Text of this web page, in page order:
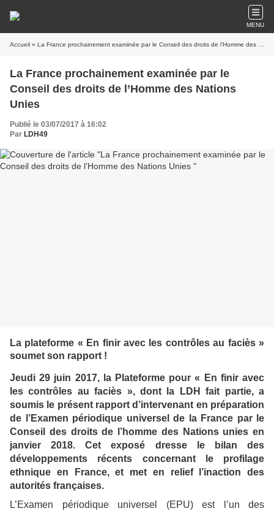
MENU
Accueil » La France prochainement examinée par le Conseil des droits de l’Homme des Nations Unies
La France prochainement examinée par le
Conseil des droits de l’Homme des Nations
Unies
Publié le 03/07/2017 à 16:02
Par LDH49
La plateforme « En finir avec les contrôles au faciès »
soumet son rapport !
Jeudi 29 juin 2017, la Plateforme pour « En finir avec
les contrôles au faciès », dont la LDH fait partie, a
soumis le présent rapport d’intervenant en préparation
de l’Examen périodique universel de la France par le
Conseil des droits de l’homme des Nations unies en
janvier 2018. Cet exposé dresse le bilan des
développements récents concernant le profilage
ethnique en France, et met en relief l’inaction des
autorités françaises.
L’Examen périodique universel (EPU) est l’un des